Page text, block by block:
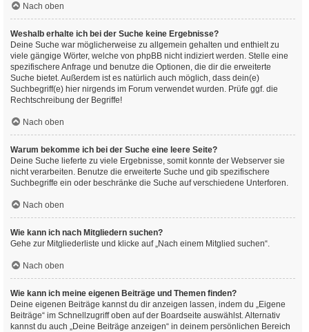
Nach oben
Weshalb erhalte ich bei der Suche keine Ergebnisse?
Deine Suche war möglicherweise zu allgemein gehalten und enthielt zu
viele gängige Wörter, welche von phpBB nicht indiziert werden. Stelle eine
spezifischere Anfrage und benutze die Optionen, die dir die erweiterte
Suche bietet. Außerdem ist es natürlich auch möglich, dass dein(e)
Suchbegriff(e) hier nirgends im Forum verwendet wurden. Prüfe ggf. die
Rechtschreibung der Begriffe!
Nach oben
Warum bekomme ich bei der Suche eine leere Seite?
Deine Suche lieferte zu viele Ergebnisse, somit konnte der Webserver sie
nicht verarbeiten. Benutze die erweiterte Suche und gib spezifischere
Suchbegriffe ein oder beschränke die Suche auf verschiedene Unterforen.
Nach oben
Wie kann ich nach Mitgliedern suchen?
Gehe zur Mitgliederliste und klicke auf „Nach einem Mitglied suchen“.
Nach oben
Wie kann ich meine eigenen Beiträge und Themen finden?
Deine eigenen Beiträge kannst du dir anzeigen lassen, indem du „Eigene
Beiträge“ im Schnellzugriff oben auf der Boardseite auswählst. Alternativ
kannst du auch „Deine Beiträge anzeigen“ in deinem persönlichen Bereich